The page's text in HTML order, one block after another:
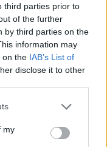
third parties prior to
of the further
by third parties on the
information may
on the IAB’s List of
disclose it to other
my
szükség a
munkát adni.
elhagyják az
mellett.
hosszú
220 üzlete van
csak a hálózat kis